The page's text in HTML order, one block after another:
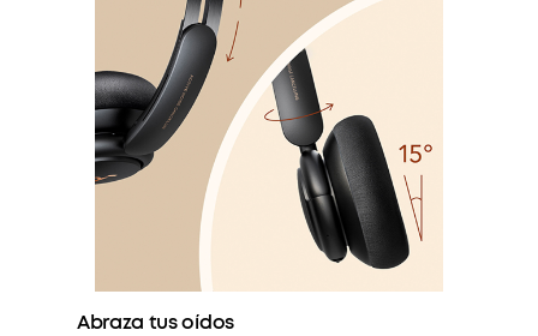
Abraza tus oídos